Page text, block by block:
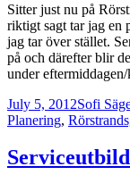
Sitter just nu på
riktigt sagt tar jag en
jag tar över stället.
på och därefter blir
under
Posted
on
July 5, 2012Author
Sofi
Planering,